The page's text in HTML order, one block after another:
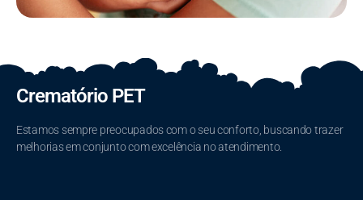
Crematório PET
Estamos sempre preocupados com o seu conforto, buscando trazer
melhorias em conjunto com excelência no atendimento.